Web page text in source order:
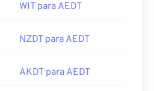
WIT para AEDT
NZDT para AEDT
AKDT para AEDT